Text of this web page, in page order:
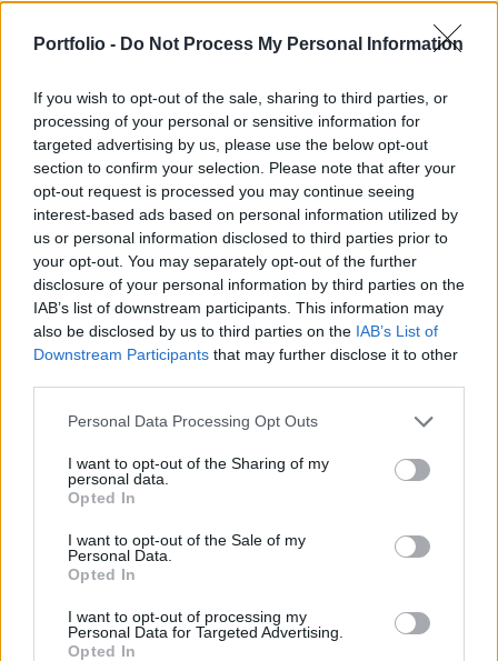
Portfolio - Do Not Process My Personal Information
If you wish to opt-out of the sale, sharing to third parties, or
processing of your personal or sensitive information for
targeted advertising by us, please use the below opt-out
section to confirm your selection. Please note that after your
opt-out request is processed you may continue seeing
interest-based ads based on personal information utilized by
us or personal information disclosed to third parties prior to
your opt-out. You may separately opt-out of the further
disclosure of your personal information by third parties on the
IAB’s list of downstream participants. This information may
also be disclosed by us to third parties on the IAB’s List of
Downstream Participants that may further disclose it to other
Personal Data Processing Opt Outs
I want to opt-out of the Sharing of my
personal data.
Opted In
I want to opt-out of the Sale of my
Personal Data.
Opted In
I want to opt-out of processing my
Personal Data for Targeted Advertising.
Opted In
Valójában egyetlen oka lehet a
lezárásának: ez váratlan fordulat
Portfolio
2026. június 06. 11:14
A The Guardian elemzése hangsúlyozza, hogy nem
túl jók a kilátások Teherán számára.
Hosszú hetek óta nincs megoldás az Egyesült Államok és
Irán között, a feszültség az elhúzódó tárgyalások ellenére
ellenére, hogy visszatérőek a bombázások. A cikk szerint
Teheránban már egy átmeneti időszakra készülnek, ahol a
törékeny béke fenntartása az elsődleges...
KEDVES OLVASÓNK!
tartozik, melynek olvasása előfizetéses
regisztrációhoz kötött.